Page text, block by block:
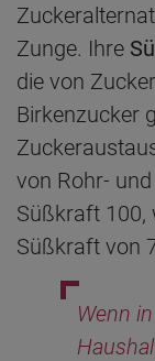
Zunge. Ihre
die von
Birkenzucker
von Rohr-
Süßkraft 100,
Süßkraft von
Wenn